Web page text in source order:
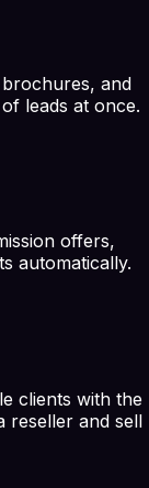
and
leads at once.
offers,
automatically.
clients with the
reseller and sell